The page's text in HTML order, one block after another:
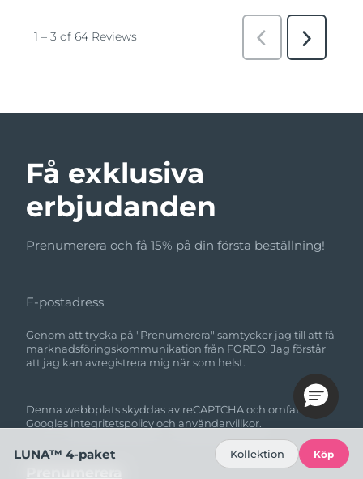
Få exklusiva
erbjudanden
Prenumerera och få 15% på din första beställning!
E-postadress
Genom att trycka på "Prenumerera" samtycker jag till att få
marknadsföringskommunikation från FOREO. Jag förstår
att jag kan avregistrera mig när som helst.
Denna webbplats skyddas av reCAPTCHA och omfattas av
Googles integritetspolicyoch användarvillkor.
LUNA™ 4-paket Kollektion Köp